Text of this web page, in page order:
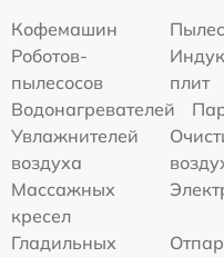
Кофемашин
Роботов-
пылесосов
плит
Водонагревателей
Увлажнителей
воздуха
Массажных
кресел
Гладильных